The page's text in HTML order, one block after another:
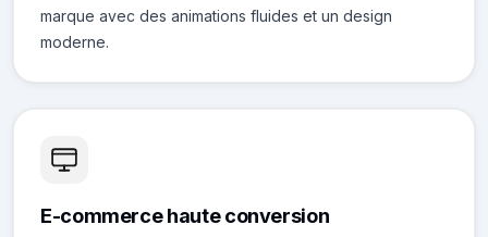
marque avec des animations fluides et un design
moderne.
E-commerce haute conversion